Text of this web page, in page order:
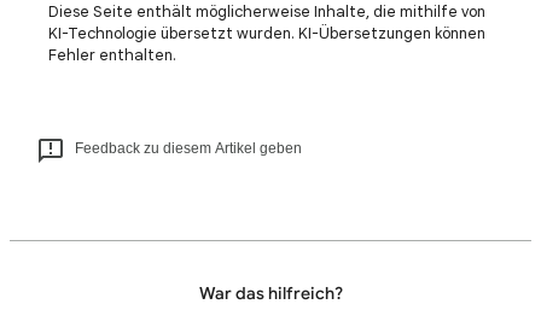
Diese Seite enthält möglicherweise Inhalte, die mithilfe von
KI-Technologie übersetzt wurden. KI-Übersetzungen können
Fehler enthalten.
Feedback zu diesem Artikel geben
War das hilfreich?